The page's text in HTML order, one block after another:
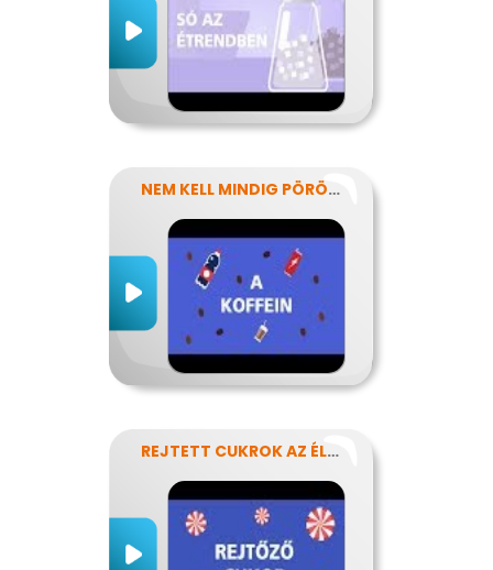
NEM KELL MINDIG PÖRÖGNI
REJTETT CUKROK AZ ÉLELMISZEREINKBEN